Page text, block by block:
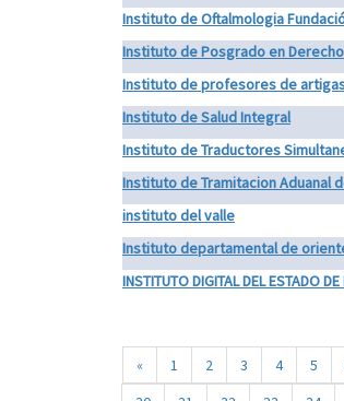
Instituto de Oftalmologia
Instituto de Posgrado en Derecho
Instituto de profesores de
Instituto de Salud Integral
Instituto de Traductores
Instituto de Tramitacion Aduanal
instituto del valle
Instituto departamental de
INSTITUTO DIGITAL DEL ESTADO
« 1 2 3 4 5